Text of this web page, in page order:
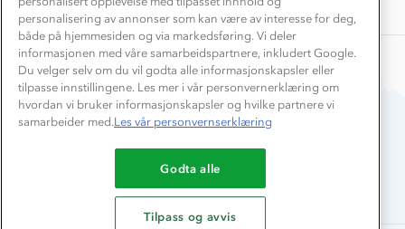
AKTIVITETER
Du betaler enkelt med
personalisering av annonser som kan være av interesse for deg,
både på hjemmesiden og via markedsføring. Vi deler
informasjonen med våre samarbeidspartnere, inkludert Google.
Du velger selv om du vil godta alle informasjonskapsler eller
tilpasse innstillingene. Les mer i vår personvernerklæring om
hvordan vi bruker informasjonskapsler og hvilke partnere vi
samarbeider med.Les vår personvernserklæring
Godta alle
Tilpass og avvis